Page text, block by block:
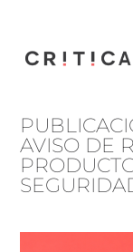
AVISO DE